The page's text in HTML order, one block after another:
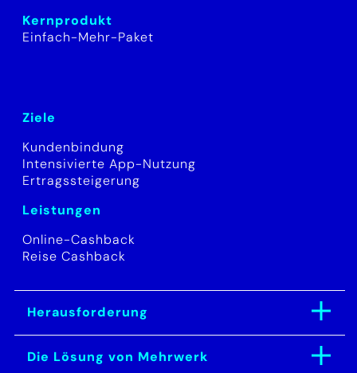
Kernprodukt
Einfach-Mehr-Paket
Ziele
Kundenbindung
Intensivierte App-Nutzung
Ertragssteigerung
Leistungen
Online-Cashback
Reise Cashback
Herausforderung
Auxmoney verfolgte das
klare Ziel einer Provisions-
Die Lösung von Mehrwerk